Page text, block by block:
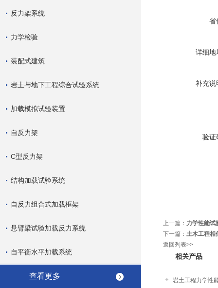
反力架系统
力学检验
装配式建筑
岩土与地下工程综合试验系统
加载模拟试验装置
自反力架
C型反力架
结构加载试验系统
自反力组合式加载框架
悬臂梁试验加载反力系统
自平衡水平加载系统
查看更多
省
详细地
补充说
验证
上一篇： 力学性能试
下一篇： 土木工程相
返回列表>>
相关产品
岩土工程力学性